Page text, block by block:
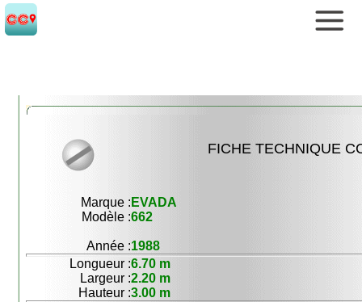
FICHE TECHNIQUE
Marque : EVADA
Modèle :662
Année :1988
Longueur :6.70 m
Largeur :2.20 m
Hauteur :3.00 m